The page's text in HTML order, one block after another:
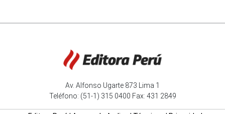
Av. Alfonso Ugarte 873 Lima 1
Teléfono: (51-1) 315 0400 Fax: 431 2849